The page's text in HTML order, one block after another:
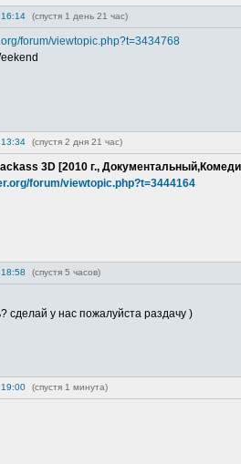
(спустя 1 день 21 час)
forum/viewtopic.php?t=3434768
(спустя 2 дня 21 час)
3D [2010 г.,
forum/viewtopic.php?t=3444164
(спустя 5 часов)
сделай у нас пожалуйста раздачу )
(спустя 1 минута)